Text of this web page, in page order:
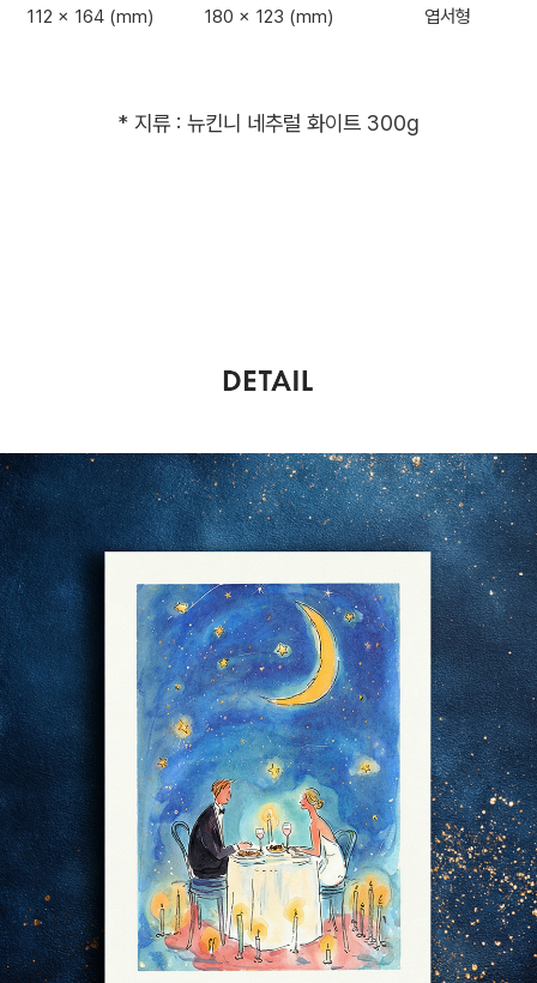
112 x 164 (mm)
180 x 123 (mm)
엽서형
* 지류 : 뉴킨니 네추럴 화이트 300g